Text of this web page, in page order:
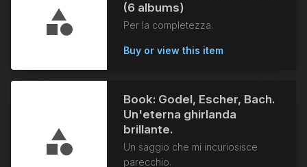
(6 albums)
Per la completezza.
Buy or view this item
Book: Godel, Escher, Bach.
Un'eterna ghirlanda
brillante.
Un saggio che mi incuriosisce
parecchio.